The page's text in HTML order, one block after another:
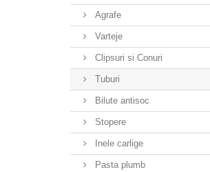
Agrafe
Varteje
Clipsuri si Conuri
Tuburi
Bilute antisoc
Stopere
Inele carlige
Pasta plumb